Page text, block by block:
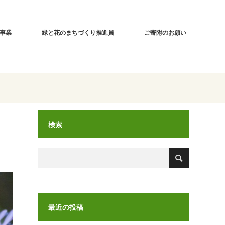
業 緑と花のまちづくり推進員 ご寄附のお願い
検索
最近の投稿